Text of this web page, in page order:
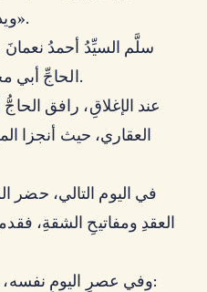
ويدفعُ الإيجارَ مُقدمًا لستةِ أشهرٍ».
سلَّم السيِّدُ أحمدُ نعمانَ
الحاجِّ أبي محمودٍ، ثم غادرَ عائدًا إلى لبنانَ.
عند الإغلاقِ، رافق
العقاري، حيث أنجزا
في اليوم التالي، حضر
العقدِ ومفاتيحِ الشقةِ،
وفي عصرِ اليومِ نفسه، عاد السيِّدُ أحمدُ بدعوةٍ لطيفةٍ: